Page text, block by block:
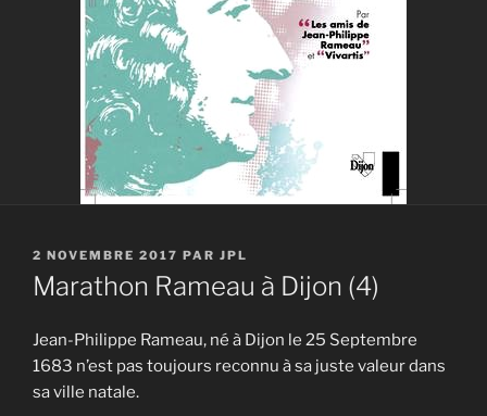
PUBLIÉ
LE
2 NOVEMBRE 2017 PAR JPL
Marathon Rameau à Dijon (4)
Jean-Philippe Rameau, né à Dijon le 25 Septembre
1683 n’est pas toujours reconnu à sa juste valeur dans
sa ville natale.